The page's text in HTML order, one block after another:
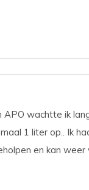
wachtte ik
1 liter op.. Ik
en kan